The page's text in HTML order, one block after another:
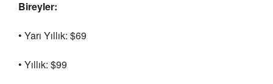
Bireyler:
• Yarı Yıllık: $69
• Yıllık: $99